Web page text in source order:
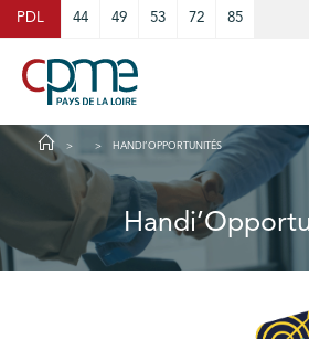
PDL 44 49 53 72 85
HANDI’OPPORTUNITÉS
Cookies management panel